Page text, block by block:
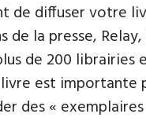
de diffuser votre
de la presse,
de 200
est importante
des «